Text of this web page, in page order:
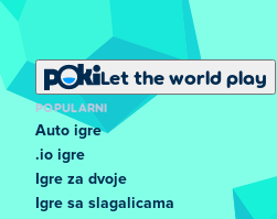
Let the world play
POPULARNI
Auto igre
.io igre
Igre za dvoje
Igre sa slagalicama